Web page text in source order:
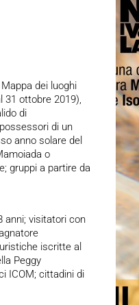
dei luoghi
31 ottobre 2019),
di
di un
anno solare del
o
gruppi a partire da
anni; visitatori con
iscritte al
Peggy
ICOM; cittadini di